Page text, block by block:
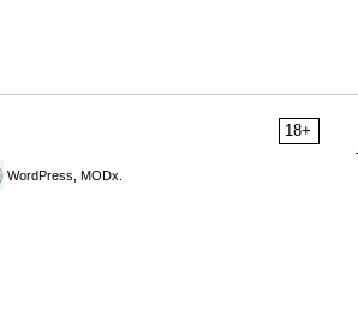
18+
WordPress, MODx.